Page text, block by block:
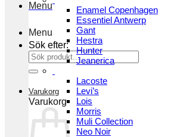
Menu
Menu
Sök efter:
Varukorg
Varukorg
Enamel Copenhagen
Essentiel Antwerp
Gant
Hestra
Hunter
Jeanerica
Lacoste
Levi’s
Lois
Morris
Muli Collection
Neo Noir